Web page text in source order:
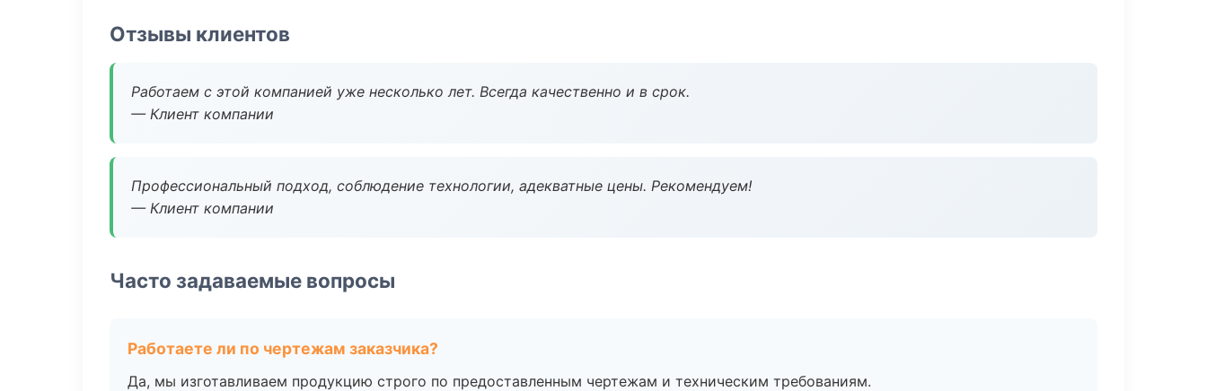
Отзывы клиентов
Работаем с этой компанией уже несколько лет. Всегда качественно и в срок.
— Клиент компании
Профессиональный подход, соблюдение технологии, адекватные цены. Рекомендуем!
— Клиент компании
Часто задаваемые вопросы
Работаете ли по чертежам заказчика?
Да, мы изготавливаем продукцию строго по предоставленным чертежам и техническим требованиям.